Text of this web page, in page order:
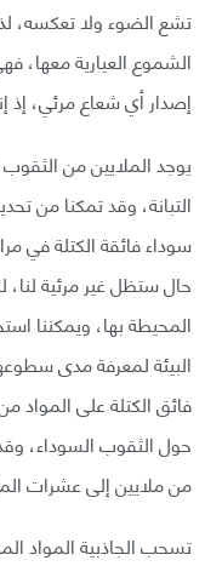
تشع الضوء ولا تعكسه،
الشموع العيارية معها،
إصدار أي شعاع مرئي، إذ
يوجد الملايين من
التبانة، وقد تمكنا من
سوداء فائقة الكتلة في
حال ستظل غير مرئية
المحيطة بها، ويمكننا
البيئة لمعرفة مدى
فائق الكتلة على المواد
حول الثقوب السوداء،
من ملايين إلى عشرات
تسحب الجاذبية المواد